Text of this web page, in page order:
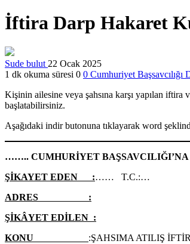
İftira Darp Hakaret
Sude bulut22 Ocak 2025
1 dk okuma süresi 0 0 Cumhuriyet Başsavcılığı
Kişinin ailesine veya şahsına karşı yapılan iftira
başlatabilirsiniz.
Aşağıdaki indir butonuna tıklayarak word
…….. CUMHURİYET BAŞSAVCILIĞI’NA
ŞİKAYET EDEN :…… T.C.:…
ADRES :
ŞİKÂYET EDİLEN :
KONU :ŞAHSIMA ATILIŞ